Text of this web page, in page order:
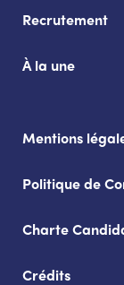
Recrutement
À la une
Mentions
Politique de
Charte
Crédits